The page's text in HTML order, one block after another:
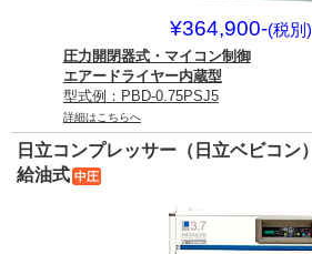
¥364,900-(税別)
圧力開閉器式・マイコン制御
エアードライヤー内蔵型
型式例：PBD-0.75PSJ5
詳細はこちらへ
日立コンプレッサー（日立ベビコン）
給油式 中圧